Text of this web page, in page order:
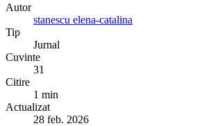
Autor
stanescu elena-catalina
Tip
Jurnal
Cuvinte
31
Citire
1 min
Actualizat
28 feb. 2026